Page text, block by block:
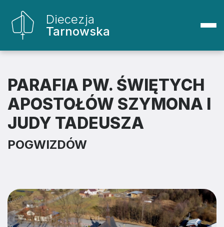
Diecezja
Tarnowska
PARAFIA PW. ŚWIĘTYCH
APOSTOŁÓW SZYMONA I
JUDY TADEUSZA
POGWIZDÓW